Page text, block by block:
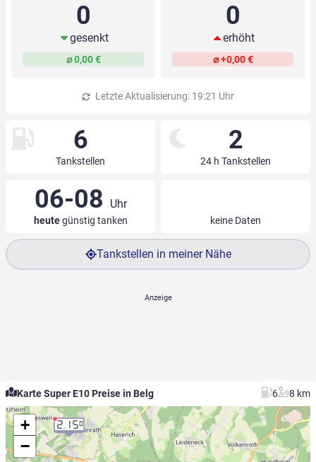
0
gesenkt
⌀ 0,00 €
0
erhöht
⌀ +0,00 €
Letzte Aktualisierung: 19:21 Uhr
6
Tankstellen
2
24 h Tankstellen
06-08 Uhr
heutegünstig tanken keine Daten
Tankstellen in meiner Nähe
Karte Super E10 Preise in Belg 6 8 km
2.150
+
−